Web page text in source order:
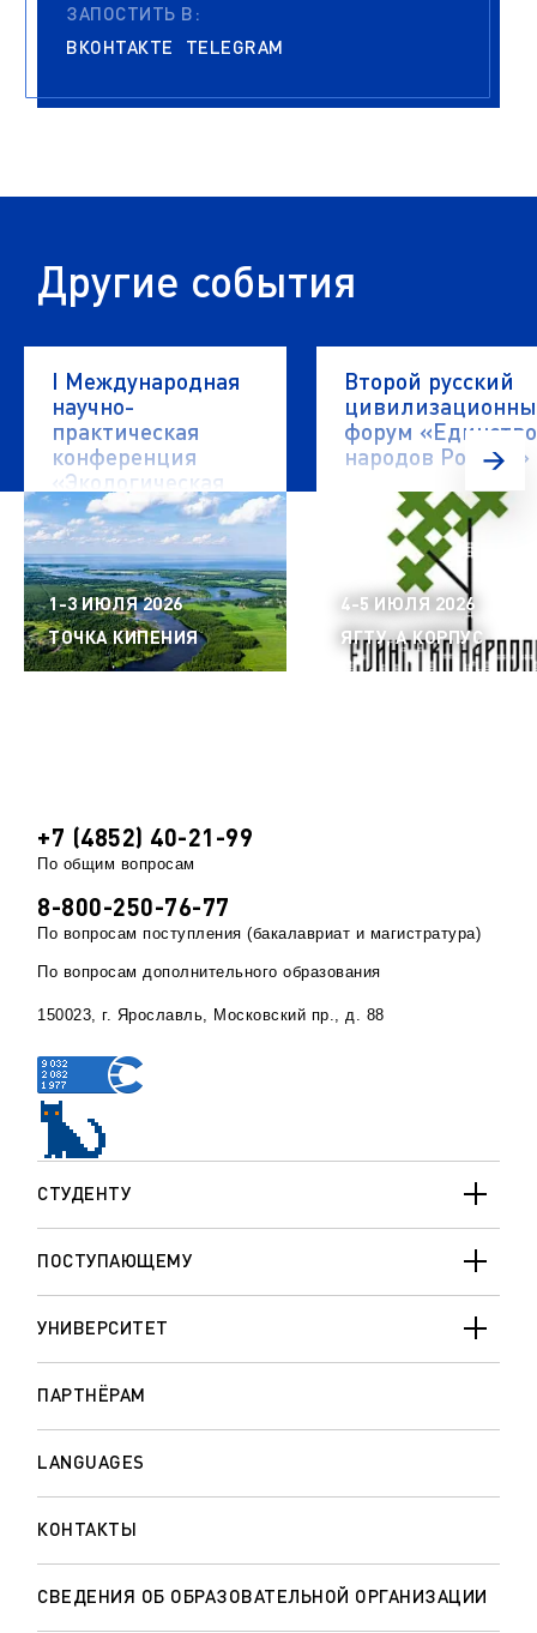
ЗАПОСТИТЬ В:
ВКОНТАКТЕ
TELEGRAM
Другие события
I Международная
научно-
практическая
конференция
«Экологическая
безопасность
водных объектов»
1-3 ИЮЛЯ 2026
ТОЧКА КИПЕНИЯ
Второй русский
форум «Единство
народов России»
4-5 ИЮЛЯ 2026
ЯГТУ, А КОРПУС
СТУДЕНТУ
ПОСТУПАЮЩЕМУ
УНИВЕРСИТЕТ
ПАРТНЁРАМ
LANGUAGES
КОНТАКТЫ
СВЕДЕНИЯ ОБ ОБРАЗОВАТЕЛЬНОЙ ОРГАНИЗАЦИИ
+7 (4852) 40-21-99
По общим вопросам
8-800-250-76-77
По вопросам поступления (бакалавриат и магистратура)
По вопросам дополнительного образования
150023, г. Ярославль, Московский пр., д. 88